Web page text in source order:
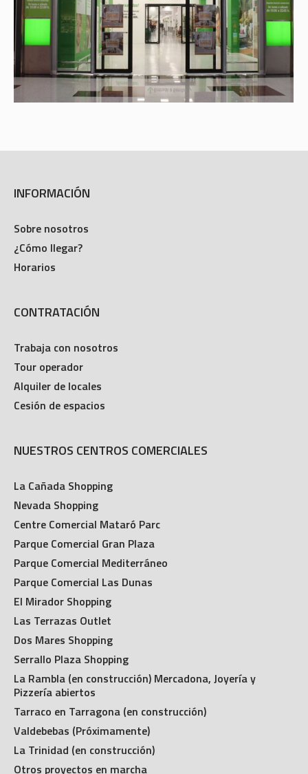
INFORMACIÓN
Sobre nosotros
¿Cómo llegar?
Horarios
CONTRATACIÓN
Trabaja con nosotros
Tour operador
Alquiler de locales
Cesión de espacios
NUESTROS CENTROS COMERCIALES
La Cañada Shopping
Nevada Shopping
Centre Comercial Mataró Parc
Parque Comercial Gran Plaza
Parque Comercial Mediterráneo
Parque Comercial Las Dunas
El Mirador Shopping
Las Terrazas Outlet
Dos Mares Shopping
Serrallo Plaza Shopping
La Rambla (en construcción) Mercadona, Joyería y
Pizzería abiertos
Tarraco en Tarragona (en construcción)
Valdebebas (Próximamente)
La Trinidad (en construcción)
Otros proyectos en marcha